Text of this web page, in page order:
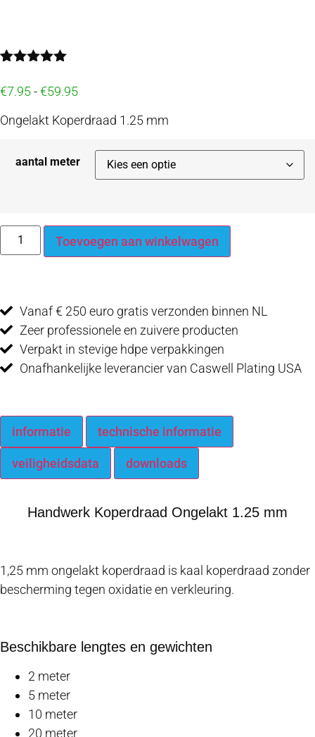
5.00op 5
gebaseerd
klantbeoordeling
€7.95-€59.95
Ongelakt Koperdraad 1.25 mm
aantal meter
Toevoegen aan winkelwagen
Vanaf € 250 euro gratis verzonden binnen NL
Zeer professionele en zuivere producten
Verpakt in stevige hdpe verpakkingen
Onafhankelijke leverancier van Caswell Plating USA
informatie technische informatie
veiligheidsdata downloads
Handwerk Koperdraad Ongelakt 1.25 mm
1,25 mm ongelakt koperdraad is kaal koperdraad zonder
bescherming tegen oxidatie en verkleuring.
Beschikbare lengtes en gewichten
2 meter
5 meter
10 meter
20 meter